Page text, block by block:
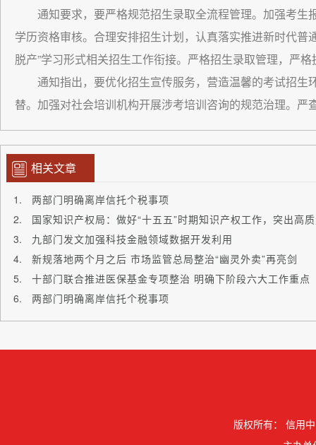
通知要求，要严格规范招生录取全流程管理。加强考
学历资格审核。合理安排招生计划，认真落实推进新时代
脱产”学习形式相关招生工作衔接。严格招生录取管理，严
通知指出，要优化招生宣传服务，营造温馨的考试招
替。加强对社会培训机构开展涉考培训咨询的规范治理。
相关文章
两部门明确离岸信托个税事项
国家知识产权局：做好“十五五”时期知识产权工作，突出高
九部门发文加强科技金融领域数据开发利用
新规落地两个月之后 市场监管总局整治“幽灵外卖”再亮剑
十部门联合推进医保基金专项整治 明确下阶段六大工作重点
两部门明确离岸信托个税事项
版权所有：
信用